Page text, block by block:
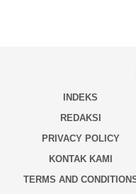
INDEKS
REDAKSI
PRIVACY POLICY
KONTAK KAMI
TERMS AND